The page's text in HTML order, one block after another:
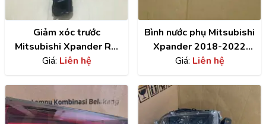
Giảm xóc trước
Mitsubishi Xpander RH
chính hãng 4060A576
Giá: Liên hệ
Bình nước phụ Mitsubishi
Xpander 2018-2022
chính hãng 1375B077
Giá: Liên hệ